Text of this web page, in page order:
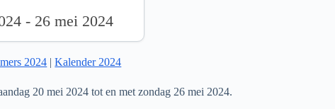
- 26 mei 2024
2024 |Kalender 2024
20 mei 2024 tot en met zondag 26 mei 2024.